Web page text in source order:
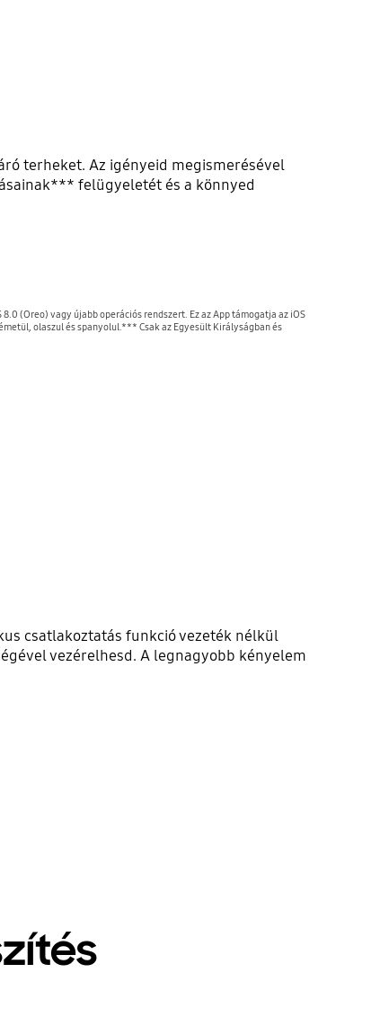
terheket. Az igényeid megismerésével
felügyeletét és a könnyed
(Oreo) vagy újabb operációs rendszert. Ez az App támogatja az iOS
olaszul és spanyolul.*** Csak az Egyesült Királyságban és
csatlakoztatás funkció vezeték nélkül
vezérelhesd. A legnagyobb kényelem